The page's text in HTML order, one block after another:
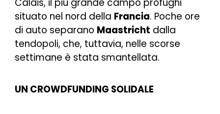
Calais, il più grande campo profughi
situato nel nord della Francia. Poche ore
di auto separano Maastricht dalla
tendopoli, che, tuttavia, nelle scorse
settimane è stata smantellata.
UN CROWDFUNDING SOLIDALE